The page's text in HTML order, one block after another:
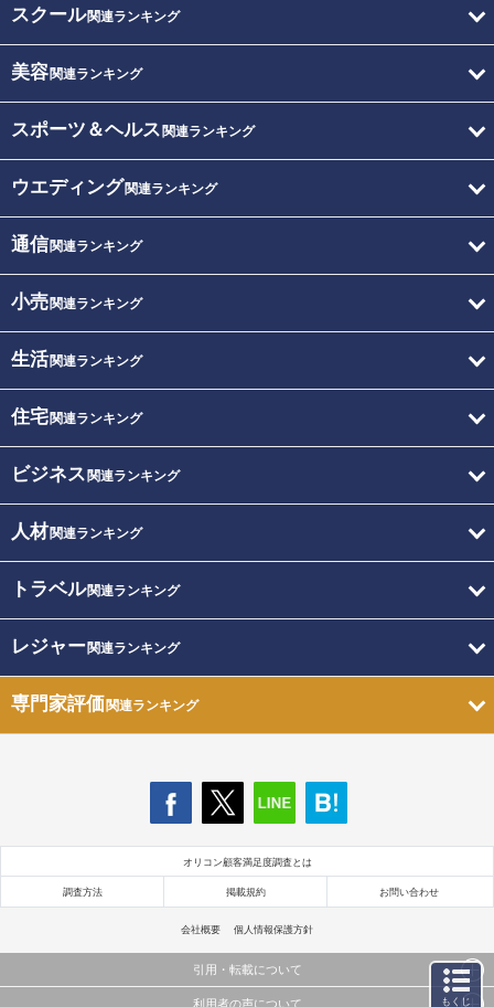
スクール関連ランキング
美容関連ランキング
スポーツ＆ヘルス 関連ランキング
ウエディング関連ランキング
通信関連ランキング
小売関連ランキング
生活関連ランキング
住宅関連ランキング
ビジネス 関連ランキング
人材関連ランキング
トラベル関連ランキング
レジャー関連ランキング
専門家評価関連ランキング
オリコン顧客満足度調査とは
調査方法 掲載規約 お問い合わせ
会社概要 個人情報保護方針
引用・転載について
利用者の声について もくじ